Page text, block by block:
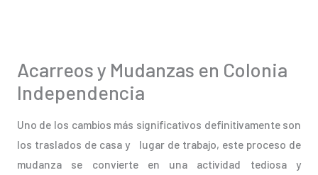
Acarreos y Mudanzas en Colonia
Independencia
Uno de los cambios más significativos definitivamente son
los traslados de casa y lugar de trabajo, este proceso de
mudanza se convierte en una actividad tediosa y